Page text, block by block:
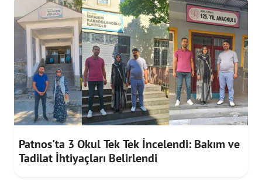
Patnos'ta 3 Okul Tek Tek İncelendi: Bakım ve
Tadilat İhtiyaçları Belirlendi